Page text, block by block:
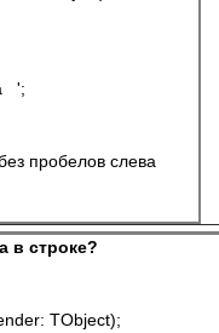
';
пробелов слева
в строке?
TObject);